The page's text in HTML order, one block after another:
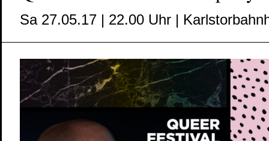
Sa 27.05.17 | 22.00 Uhr |